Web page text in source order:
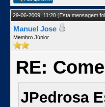
29-06-2009, 11:20(Esta mensagem
Manuel Jose
Membro Júnior
RE:
JPedrosa